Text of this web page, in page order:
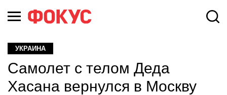
УКРАИНА
Самолет с телом Деда
Хасана вернулся в Москву